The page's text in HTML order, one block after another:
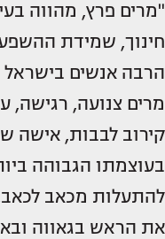
"מרים פרץ, מהווה
חינוך, שמידת
הרבה אנשים בישראל
מרים צנועה,
קירוב לבבות, אישה
בעוצמתו הגבוהה
להתעלות מכאב
את הראש בגאווה